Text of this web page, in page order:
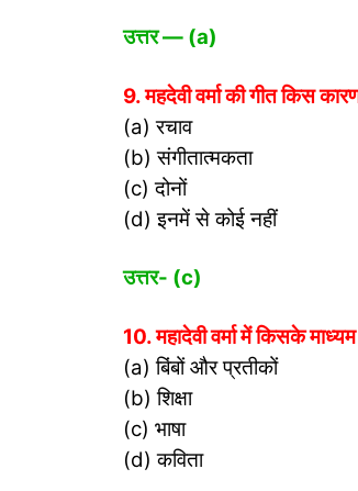
उत्तर— (a)
9. महदेवी वर्मा की गीत किस
(a) रचाव
(b) संगीतात्मकता
(c) दोनों
(d) इनमें से कोई नहीं
उत्तर- (c)
10. महादेवी वर्मा में किसके
(a) बिंबों और प्रतीकों
(b) शिक्षा
(c) भाषा
(d) कविता